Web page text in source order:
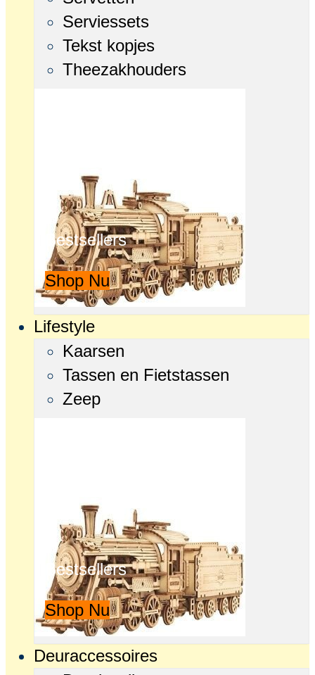
Serviessets
Tekst kopjes
Theezakhouders
Bestsellers
Shop Nu
Lifestyle
Kaarsen
Tassen en Fietstassen
Zeep
Bestsellers
Shop Nu
Deuraccessoires